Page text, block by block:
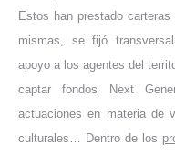
Estos han prestado
mismas, se fijó
apoyo a los agentes del
captar fondos Next
actuaciones en materia de
culturales… Dentro de los